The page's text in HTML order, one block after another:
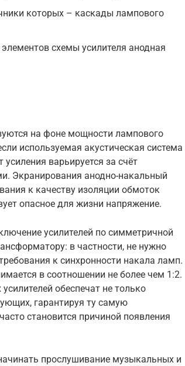
которых – каскады лампового
схемы усилителя анодная
на фоне мощности лампового
используемая акустическая система
варьируется за счёт
Экранирования анодно-накальный
к качеству изоляции обмоток
опасное для жизни напряжение.
усилителей по симметричной
в частности, не нужно
к синхронности накала ламп.
в соотношении не более чем 1:2.
обеспечат не только
гарантируя ту самую
становится причиной появления
прослушивание музыкальных и